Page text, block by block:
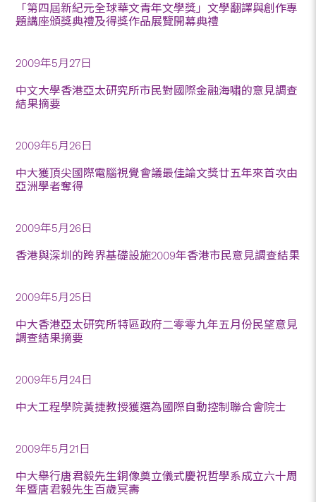
「第四屆新紀元全球華文青年文學獎」文學翻譯與創作專
題講座頒獎典禮及得獎作品展覽開幕典禮
2009年5月27日
中文大學香港亞太研究所市民對國際金融海嘯的意見調查
結果摘要
2009年5月26日
中大獲頂尖國際電腦視覺會議最佳論文獎廿五年來首次由
亞洲學者奪得
2009年5月26日
香港與深圳的跨界基礎設施2009年香港市民意見調查結果
2009年5月25日
中大香港亞太研究所特區政府二零零九年五月份民望意見
調查結果摘要
2009年5月24日
中大工程學院黃捷教授獲選為國際自動控制聯合會院士
2009年5月21日
中大舉行唐君毅先生銅像奠立儀式慶祝哲學系成立六十周
年暨唐君毅先生百歲冥壽